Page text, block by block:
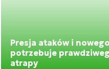
Presja ataków i
potrzebuje
atrapy